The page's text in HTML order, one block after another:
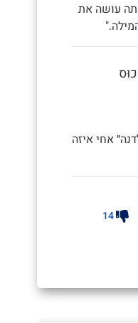
עושה את
אחי איזה
14